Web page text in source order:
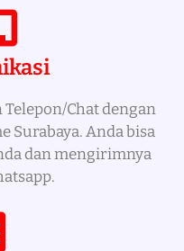
Chat dengan
Surabaya. Anda bisa
dan mengirimnya